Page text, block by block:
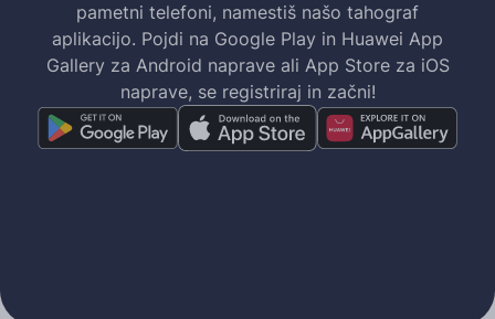
pametni telefoni, namestiš našo tahograf
aplikacijo. Pojdi na Google Play in Huawei App
Gallery za Android naprave ali App Store za iOS
naprave, se registriraj in začni!